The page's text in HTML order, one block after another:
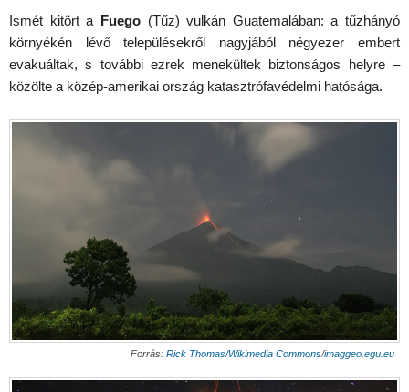
Ismét kitört a Fuego(Tűz) vulkán Guatemalában: a tűzhányó
környékén lévő településekről nagyjából négyezer embert
evakuáltak, s további ezrek menekültek biztonságos helyre –
közölte a közép-amerikai ország katasztrófavédelmi hatósága.
Forrás: Rick Thomas/Wikimedia Commons/imaggeo.egu.eu